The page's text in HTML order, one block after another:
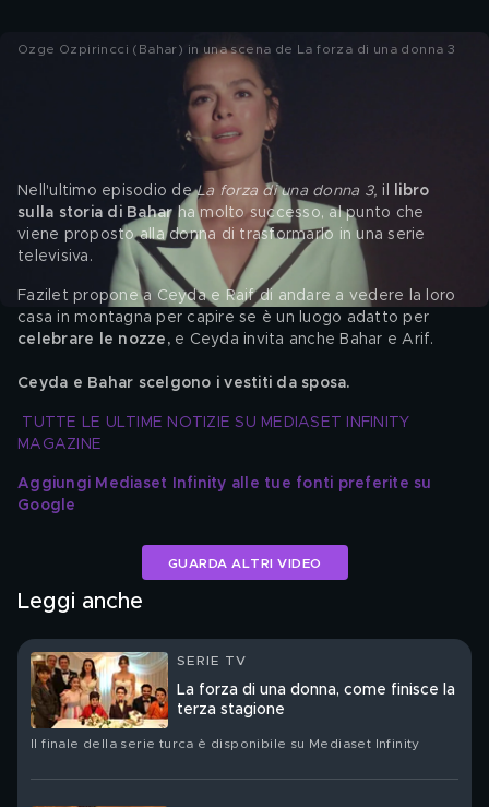
Ozge Ozpirincci (Bahar) in una scena de La forza di una donna 3
La forza di una donna 3, la trama
dell'ultimo episodio
Nell'ultimo episodio de La forza di una donna 3, il
libro
sulla storia di Bahar ha molto successo, al punto che
viene proposto alla donna di trasformarlo in una serie
televisiva.
Fazilet propone a Ceyda e Raif di andare a vedere la loro
casa in montagna per capire se è un luogo adatto per
celebrare le nozze, e Ceyda invita anche Bahar e Arif.
Ceyda e Bahar scelgono i vestiti da sposa.
TUTTE LE ULTIME NOTIZIE SU MEDIASET INFINITY
MAGAZINE
Aggiungi Mediaset Infinity alle tue fonti preferite su
Google
GUARDA ALTRI VIDEO
Leggi anche
SERIE TV
La forza di una donna, come finisce la
terza stagione
Il finale della serie turca è disponibile su Mediaset Infinity